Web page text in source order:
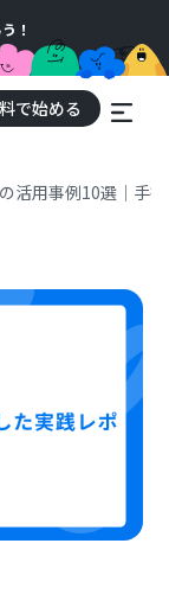
！
で始める
活用事例10選｜手